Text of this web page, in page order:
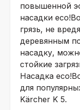
повышенной
насадки
грязь, не
деревянным
насадку,
стойкие
Насадка
для
Kärcher K 5.